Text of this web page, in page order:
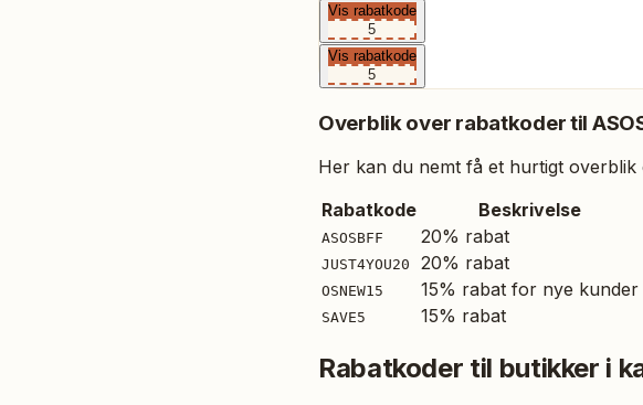
Vis rabatkode
5
Vis rabatkode
5
Overblik over rabatkoder til
Her kan du nemt få et hurtigt
Rabatkode
Beskrivelse
ASOSBFF 20% rabat
JUST4YOU20 20% rabat
OSNEW15 15% rabat for nye kunder
SAVE5 15% rabat
Rabatkoder til butikker i